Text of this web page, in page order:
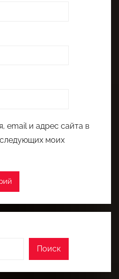
email и адрес сайта в
моих
Поиск